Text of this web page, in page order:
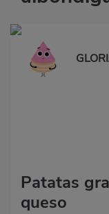
Patatas
queso